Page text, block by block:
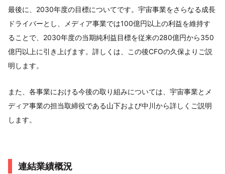
最後に、2030年度の目標についてです。宇宙事業をさらなる成長
ドライバーとし、メディア事業では100億円以上の利益を維持す
ることで、2030年度の当期純利益目標を従来の280億円から350
億円以上に引き上げます。詳しくは、この後CFOの久保よりご説
明します。
また、各事業における今後の取り組みについては、宇宙事業とメ
ディア事業の担当取締役である山下および中川から詳しくご説明
します。
連結業績概況